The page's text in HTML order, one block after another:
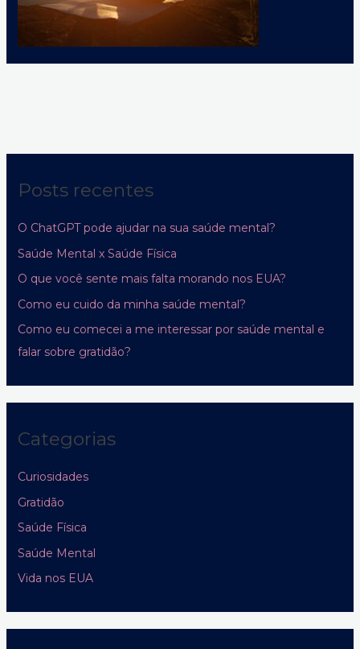
Posts recentes
O ChatGPT pode ajudar na sua saúde mental?
Saúde Mental x Saúde Física
O que você sente mais falta morando nos EUA?
Como eu cuido da minha saúde mental?
Como eu comecei a me interessar por saúde mental e
falar sobre gratidão?
Categorias
Curiosidades
Gratidão
Saúde Física
Saúde Mental
Vida nos EUA